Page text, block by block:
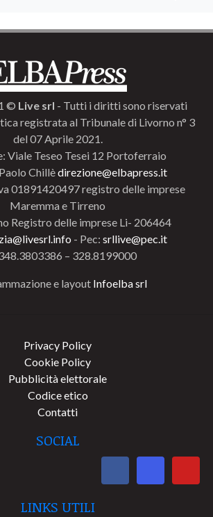
© Live srl - Tutti i diritti sono riservati
registrata al Tribunale di Livorno n° 3
del 07 Aprile 2021.
Viale Teseo Tesei 12 Portoferraio
Chillèdirezione@elbapress.it
01891420497 registro delle imprese
Maremma e Tirreno
Registro delle imprese Li- 206464
- Pec: srllive@pec.it
– 328.8199000
e layout Infoelba srl
Privacy Policy
Cookie Policy
Pubblicità elettorale
Codice etico
Contatti
SOCIAL
LINKS UTILI